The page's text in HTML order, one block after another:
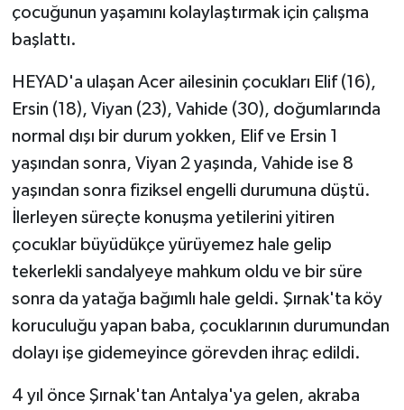
çocuğunun yaşamını kolaylaştırmak için çalışma
başlattı.
HEYAD'a ulaşan Acer ailesinin çocukları Elif (16),
Ersin (18), Viyan (23), Vahide (30), doğumlarında
normal dışı bir durum yokken, Elif ve Ersin 1
yaşından sonra, Viyan 2 yaşında, Vahide ise 8
yaşından sonra fiziksel engelli durumuna düştü.
İlerleyen süreçte konuşma yetilerini yitiren
çocuklar büyüdükçe yürüyemez hale gelip
tekerlekli sandalyeye mahkum oldu ve bir süre
sonra da yatağa bağımlı hale geldi. Şırnak'ta köy
koruculuğu yapan baba, çocuklarının durumundan
dolayı işe gidemeyince görevden ihraç edildi.
4 yıl önce Şırnak'tan Antalya'ya gelen, akraba